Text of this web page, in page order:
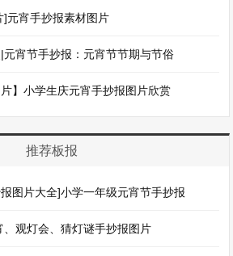
]元宵手抄报素材图片
宵节手抄报：元宵节节期与节俗
片】小学生庆元宵手抄报图片欣赏
推荐板报
图片大全]小学一年级元宵节手抄报
观灯会、猜灯谜手抄报图片